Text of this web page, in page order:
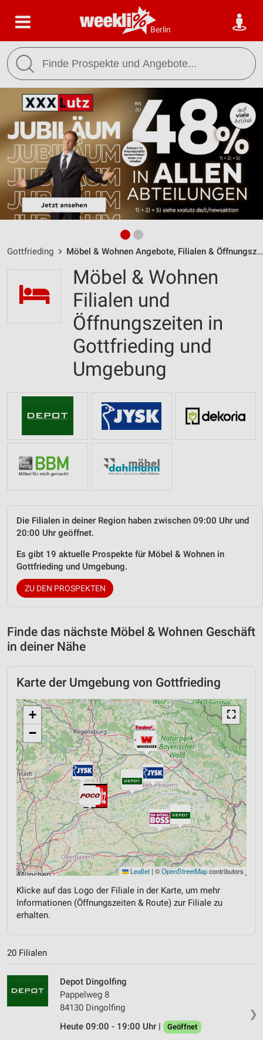
Berlin
Gottfrieding Möbel & Wohnen Angebote, Filialen & Öffnungszeiten
Möbel & Wohnen
Filialen und
Öffnungszeiten in
Gottfrieding und
Umgebung
Die Filialen in deiner Region haben zwischen 09:00 Uhr und
20:00 Uhr geöffnet.
Es gibt 19 aktuelle Prospekte für Möbel & Wohnen in
Gottfrieding und Umgebung.
ZU DEN PROSPEKTEN
Finde das nächste Möbel & Wohnen Geschäft
in deiner Nähe
Karte der Umgebung von Gottfrieding
⛶
+
−
Leaflet | ©OpenStreetMapcontributors
Klicke auf das Logo der Filiale in der Karte, um mehr
Informationen (Öffnungszeiten & Route) zur Filiale zu
erhalten.
20 Filialen
❯
Depot Dingolfing
Pappelweg 8
84130 Dingolfing
Heute 09:00 - 19:00 Uhr |
Geöffnet